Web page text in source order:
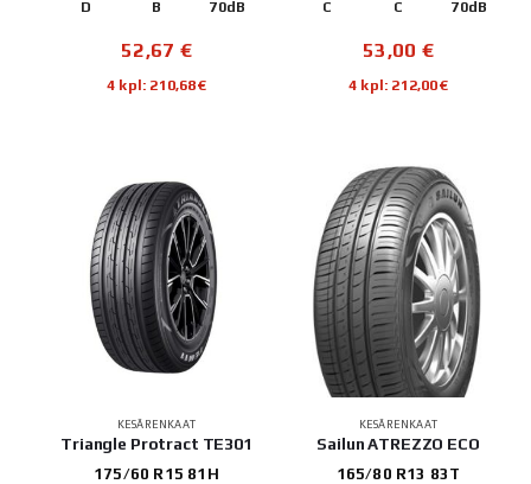
D B 70dB
52,67 €
4 kpl: 210,68€
C C 70dB
53,00 €
4 kpl: 212,00€
KESÄRENKAAT
Triangle Protract TE301
175/60 R15 81H
KESÄRENKAAT
Sailun ATREZZO ECO
165/80 R13 83T